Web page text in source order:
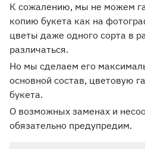
К сожалению, мы не можем
копию букета как на
цветы даже одного сорта в
различаться.
Но мы сделаем его
основной состав, цветовую
букета.
О возможных заменах и
обязательно предупредим.